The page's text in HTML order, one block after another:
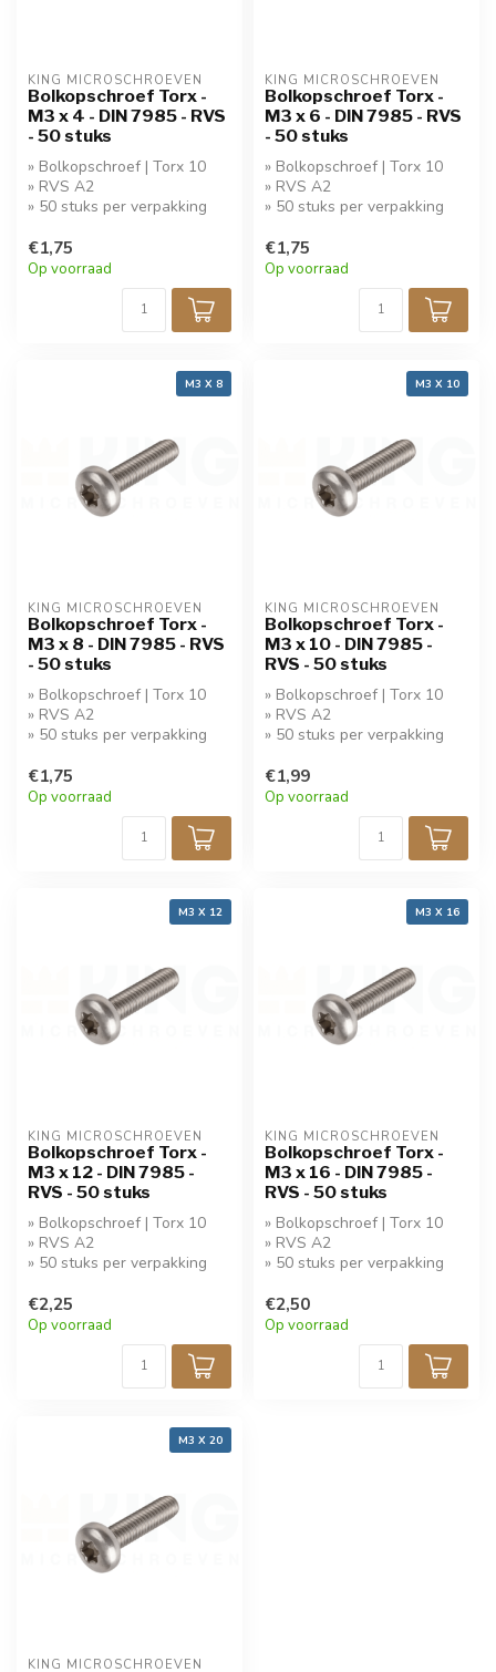
KING MICROSCHROEVEN
Bolkopschroef Torx -
M3 x 4 - DIN 7985 - RVS
- 50 stuks
» Bolkopschroef | Torx 10
» RVS A2
» 50 stuks per verpakking
€1,75
Op voorraad
KING MICROSCHROEVEN
Bolkopschroef Torx -
M3 x 6 - DIN 7985 - RVS
- 50 stuks
» Bolkopschroef | Torx 10
» RVS A2
» 50 stuks per verpakking
€1,75
Op voorraad
M3 X 8
KING MICROSCHROEVEN
Bolkopschroef Torx -
M3 x 8 - DIN 7985 - RVS
- 50 stuks
» Bolkopschroef | Torx 10
» RVS A2
» 50 stuks per verpakking
€1,75
Op voorraad
M3 X 10
KING MICROSCHROEVEN
Bolkopschroef Torx -
M3 x 10 - DIN 7985 -
RVS - 50 stuks
» Bolkopschroef | Torx 10
» RVS A2
» 50 stuks per verpakking
€1,99
Op voorraad
M3 X 12
KING MICROSCHROEVEN
Bolkopschroef Torx -
M3 x 12 - DIN 7985 -
RVS - 50 stuks
» Bolkopschroef | Torx 10
» RVS A2
» 50 stuks per verpakking
€2,25
Op voorraad
M3 X 16
KING MICROSCHROEVEN
Bolkopschroef Torx -
M3 x 16 - DIN 7985 -
RVS - 50 stuks
» Bolkopschroef | Torx 10
» RVS A2
» 50 stuks per verpakking
€2,50
Op voorraad
M3 X 20
KING MICROSCHROEVEN